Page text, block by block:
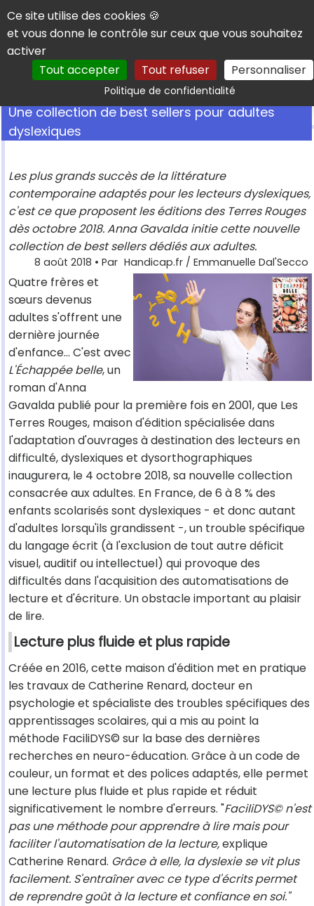
Panneau de gestion des cookies
Ce site utilise des cookies 🍪
et vous donne le contrôle sur ceux que vous souhaitez
activer
Tout accepter
Tout refuser Personnaliser
Politique de confidentialitéRechercher
Une collection de best sellers pour adultes
dyslexiques
Les plus grands succès de la littérature
contemporaine adaptés pour les lecteurs dyslexiques,
c'est ce que proposent les éditions des Terres Rouges
dès octobre 2018. Anna Gavalda initie cette nouvelle
collection de best sellers dédiés aux adultes.
8 août 2018 • Par Handicap.fr / Emmanuelle Dal'Secco
Quatre frères et
sœurs devenus
adultes s'offrent une
dernière journée
d'enfance… C'est avec
L'Échappée belle, un
roman d'Anna
Gavalda publié pour la première fois en 2001, que Les
Terres Rouges, maison d'édition spécialisée dans
l'adaptation d'ouvrages à destination des lecteurs en
difficulté, dyslexiques et dysorthographiques
inaugurera, le 4 octobre 2018, sa nouvelle collection
consacrée aux adultes. En France, de 6 à 8 % des
enfants scolarisés sont dyslexiques - et donc autant
d'adultes lorsqu'ils grandissent -, un trouble spécifique
du langage écrit (à l'exclusion de tout autre déficit
visuel, auditif ou intellectuel) qui provoque des
difficultés dans l'acquisition des automatisations de
lecture et d'écriture. Un obstacle important au plaisir
de lire.
Lecture plus fluide et plus rapide
Créée en 2016, cette maison d'édition met en pratique
les travaux de Catherine Renard, docteur en
psychologie et spécialiste des troubles spécifiques des
apprentissages scolaires, qui a mis au point la
méthode FaciliDYS© sur la base des dernières
recherches en neuro-éducation. Grâce à un code de
couleur, un format et des polices adaptés, elle permet
une lecture plus fluide et plus rapide et réduit
significativement le nombre d'erreurs. "FaciliDYS© n'est
pas une méthode pour apprendre à lire mais pour
faciliter l'automatisation de la lecture,explique
Catherine Renard. Grâce à elle, la dyslexie se vit plus
facilement. S'entraîner avec ce type d'écrits permet
de reprendre goût à la lecture et confiance en soi."